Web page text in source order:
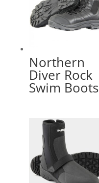
Northern
Diver Rock
Swim Boots